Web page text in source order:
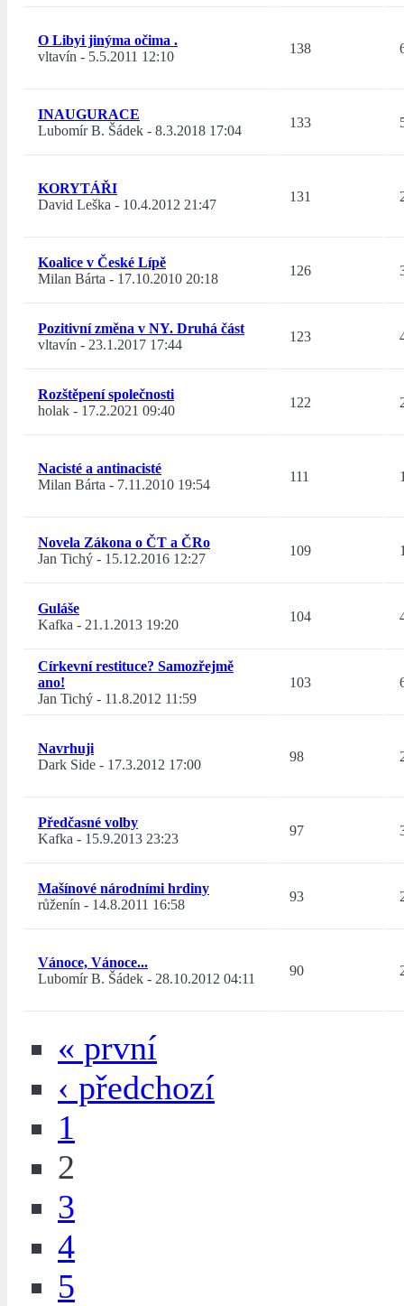
O Libyi jinýma očima .
vltavín - 5.5.2011 12:10
138
INAUGURACE
Lubomír B. Šádek - 8.3.2018 17:04
133
KORYTÁŘI
David Leška - 10.4.2012 21:47
131
Koalice v České Lípě
Milan Bárta - 17.10.2010 20:18
126
Pozitivní změna v NY. Druhá část
vltavín - 23.1.2017 17:44
123
Rozštěpení společnosti
holak - 17.2.2021 09:40
122
Nacisté a antinacisté
Milan Bárta - 7.11.2010 19:54
111
Novela Zákona o ČT a ČRo
Jan Tichý - 15.12.2016 12:27
109
Guláše
Kafka - 21.1.2013 19:20
104
Církevní restituce? Samozřejmě
ano!
Jan Tichý - 11.8.2012 11:59
103
Navrhuji
Dark Side - 17.3.2012 17:00
98
Předčasné volby
Kafka - 15.9.2013 23:23
97
Mašínové národními hrdiny
růženín - 14.8.2011 16:58
93
Vánoce, Vánoce...
Lubomír B. Šádek - 28.10.2012 04:11
90
« první
‹ předchozí
1
2
3
4
5